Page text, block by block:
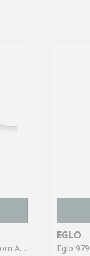
Eglo 97083 "VADUMI" Plastik Krom Ayna Ve Tablo Üzeri Aydınlatması Ip44
EGLO